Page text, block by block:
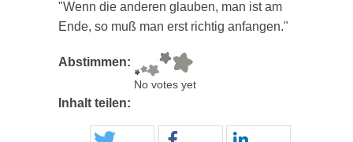
"Wenn die anderen glauben, man ist am
Ende, so muß man erst richtig anfangen."
Abstimmen:
No votes yet
Inhalt teilen: